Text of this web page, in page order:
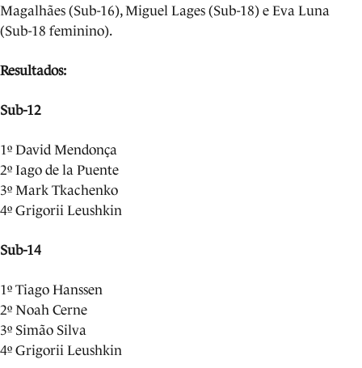
Magalhães (Sub-16), Miguel Lages (Sub-18) e Eva Luna
(Sub-18 feminino).
Resultados:
Sub-12
1º David Mendonça
2º Iago de la Puente
3º Mark Tkachenko
4º Grigorii Leushkin
Sub-14
1º Tiago Hanssen
2º Noah Cerne
3º Simão Silva
4º Grigorii Leushkin